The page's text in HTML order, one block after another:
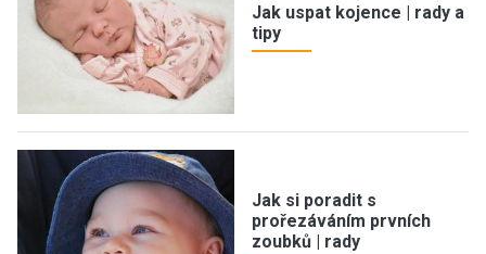
Jak uspat kojence | rady a
tipy
Jak si poradit s
prořezáváním prvních
zoubků | rady